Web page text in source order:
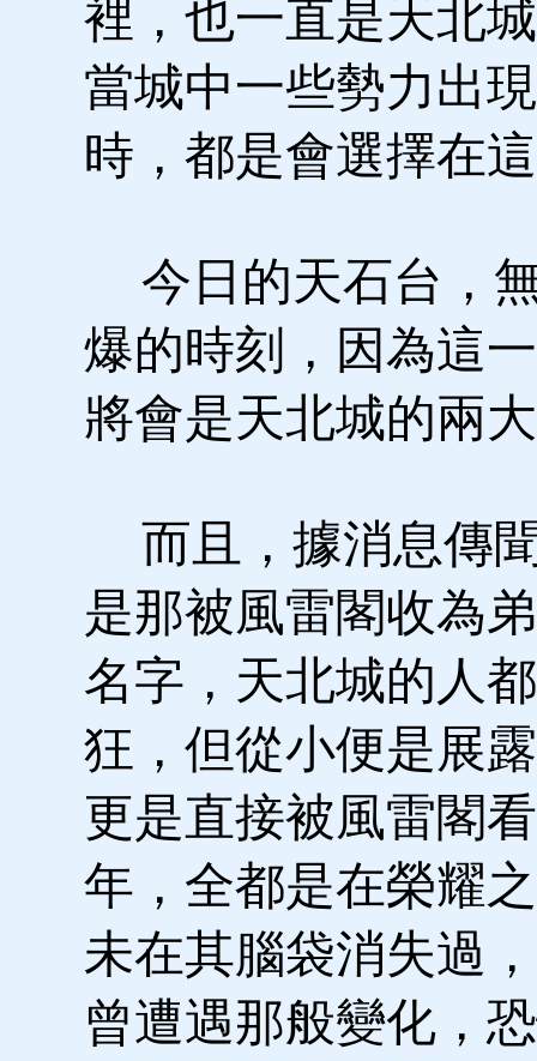
裡，也一直是天北
當城中一些勢力出
時，都是會選擇在
今日的天石台，
爆的時刻，因為這
將會是天北城的兩
而且，據消息傳
是那被風雷閣收為
名字，天北城的人
狂，但從小便是展
更是直接被風雷閣
年，全都是在榮耀
未在其腦袋消失過
曾遭遇那般變化，